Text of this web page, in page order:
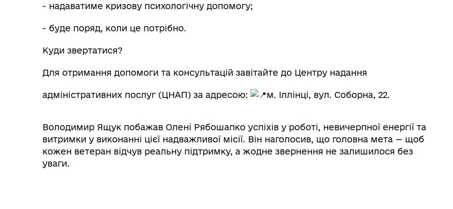
- надаватиме кризову психологічну допомогу;
- буде поряд, коли це потрібно.
Куди звертатися?
Для отримання допомоги та консультацій завітайте до Центру надання
адміністративних послуг (ЦНАП) за адресою: м. Іллінці, вул. Соборна, 22.
Володимир Ящук побажав Олені Рябошапко успіхів у роботі, невичерпної енергії та
витримки у виконанні цієї надважливої місії. Він наголосив, що головна мета — щоб
кожен ветеран відчув реальну підтримку, а жодне звернення не залишилося без
уваги.